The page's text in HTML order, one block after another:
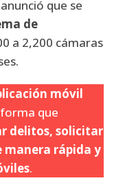
que se
de
a 2,200 cámaras
móvil
que
delitos, solicitar
manera rápida y
.